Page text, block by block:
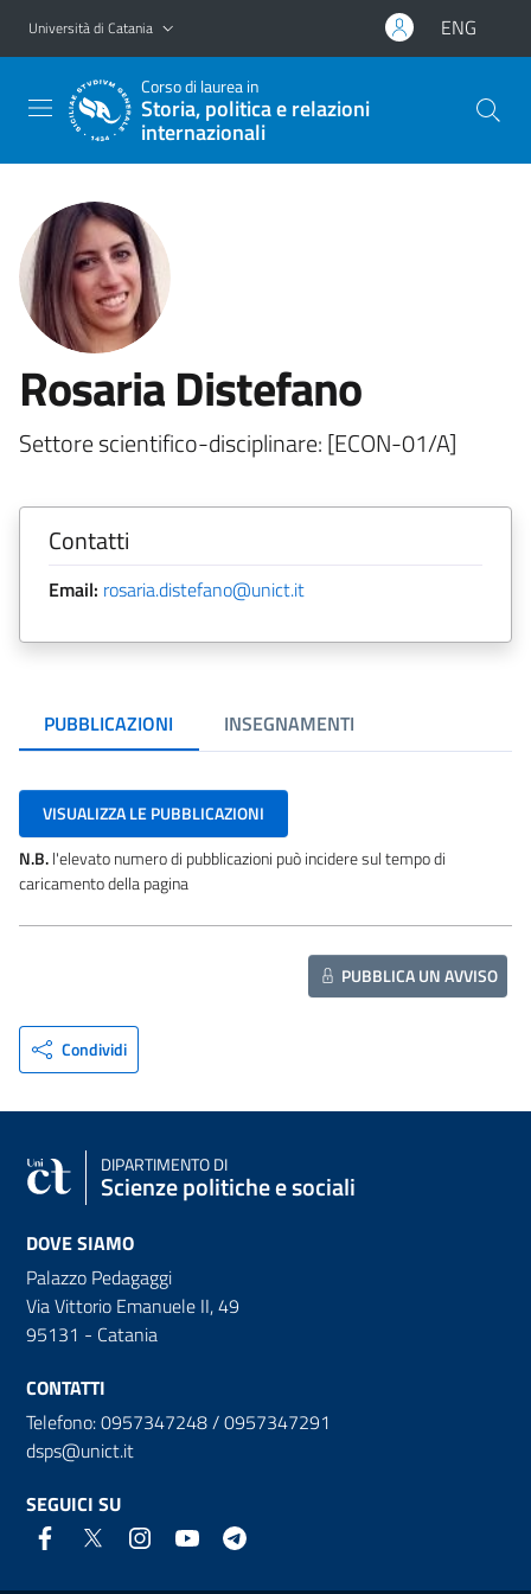
Vai al contenuto principale
Vai al menu di navigazione
Università di Catania ENG
Corso di laurea in
Storia, politica e relazioni
internazionali
Rosaria Distefano
Settore scientifico-disciplinare: [ECON-01/A]
Contatti
Email: rosaria.distefano@unict.it
PUBBLICAZIONI INSEGNAMENTI
VISUALIZZA LE PUBBLICAZIONI
N.B.l'elevato numero di pubblicazioni può incidere sul tempo di
caricamento della pagina
PUBBLICA UN AVVISO
Condividi
DIPARTIMENTO DI
Scienze politiche e sociali
DOVE SIAMO
Palazzo Pedagaggi
Via Vittorio Emanuele II, 49
95131 - Catania
CONTATTI
Telefono: 0957347248 / 0957347291
dsps@unict.it
SEGUICI SU